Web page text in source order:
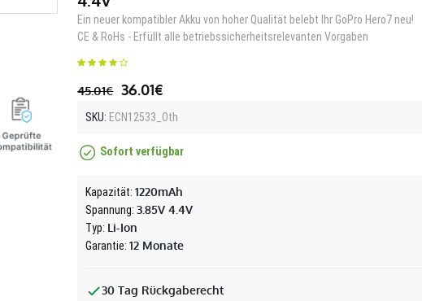
Ein neuer kompatibler Akku von hoher Qualität belebt Ihr GoPro Hero7 neu!
CE & RoHs - Erfüllt alle betriebssicherheitsrelevanten Vorgaben
45.01€ 36.01€
SKU: ECN12533_Oth
Sofort verfügbar
Kapazität:1220mAh
Spannung:3.85V 4.4V
Typ: Li-Ion
Garantie:12 Monate
30 Tag Rückgaberecht